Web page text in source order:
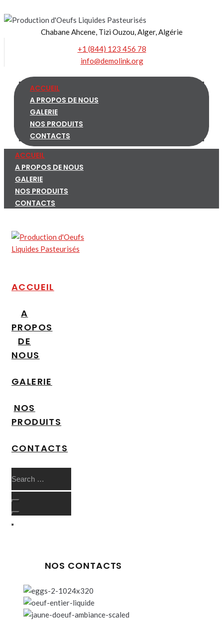
to
Chabane Ahcene, Tizi Ouzou, Alger, Algérie
+1 (844) 123 456 78
info@demolink.org
ACCUEIL
A PROPOS DE NOUS
GALERIE
NOS PRODUITS
CONTACTS
ACCUEIL
A PROPOS DE NOUS
GALERIE
NOS PRODUITS
CONTACTS
ACCUEIL
A
PROPOS
DE
NOUS
GALERIE
NOS
PRODUITS
CONTACTS
NOS CONTACTS